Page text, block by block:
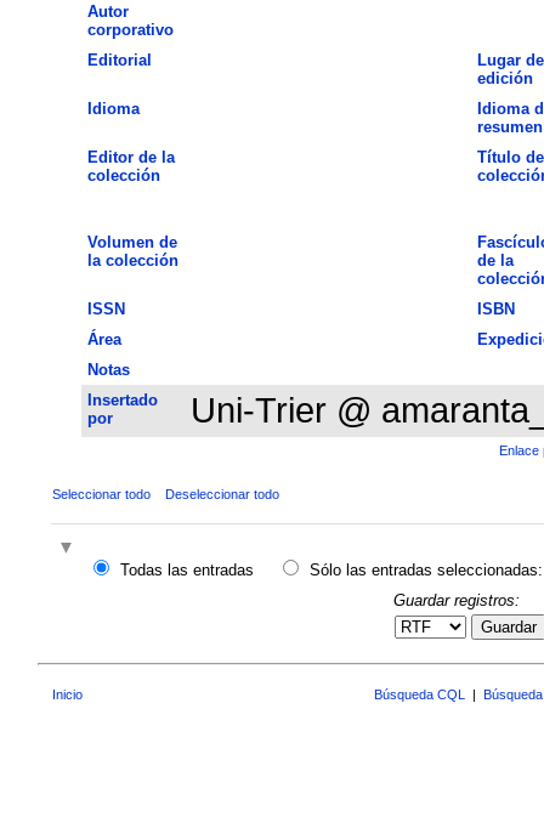
Autor
corporativo
Editorial
Lugar de
edición
Idioma
Idioma
resumen
Editor de la
colección
Título
Volumen de
la colección
de la
ISSN
ISBN
Área
Notas
Insertado
por
Uni-Trier @
Enlace
Seleccionar todo Deseleccionar todo
Todas las entradas
Sólo las entradas seleccionadas:
Guardar registros:
Guardar
Inicio Búsqueda CQL